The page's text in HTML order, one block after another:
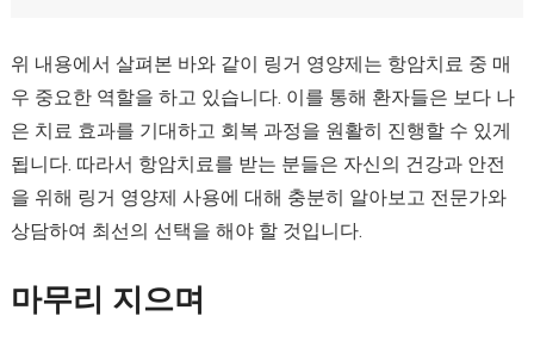
위 내용에서 살펴본 바와 같이 링거 영양제는 항암치료 중 매
우 중요한 역할을 하고 있습니다. 이를 통해 환자들은 보다 나
은 치료 효과를 기대하고 회복 과정을 원활히 진행할 수 있게
됩니다. 따라서 항암치료를 받는 분들은 자신의 건강과 안전
을 위해 링거 영양제 사용에 대해 충분히 알아보고 전문가와
상담하여 최선의 선택을 해야 할 것입니다.
마무리 지으며